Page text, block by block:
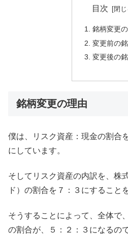
目次
銘柄変更
変更前の
変更後の
銘柄変更の理由
僕は、リスク資産：現金の割合
にしています。
そしてリスク資産の内訳を、株
ド）の割合を７：３にすること
そうすることによって、全体で
の割合が、５：２：３になるの